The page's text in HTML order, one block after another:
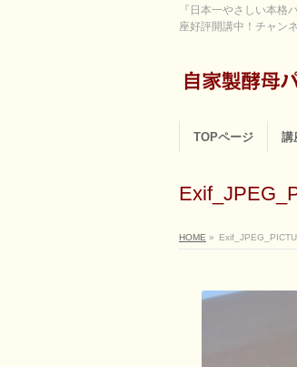
『日本一やさしい本
座好評開講中！チャン
TOPページ 講
HOME »